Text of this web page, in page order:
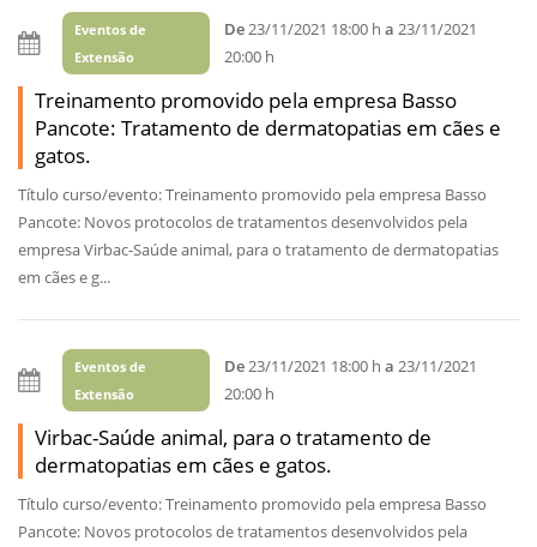
Eventos de
Extensão
De 23/11/2021 18:00 ha 23/11/2021
20:00 h
Treinamento promovido pela empresa Basso
Pancote: Tratamento de dermatopatias em cães e
gatos.
Título curso/evento: Treinamento promovido pela empresa Basso
Pancote: Novos protocolos de tratamentos desenvolvidos pela
empresa Virbac-Saúde animal, para o tratamento de dermatopatias
em cães e g...
Eventos de
Extensão
De23/11/2021 18:00 ha 23/11/2021
20:00 h
Virbac-Saúde animal, para o tratamento de
dermatopatias em cães e gatos.
Título curso/evento: Treinamento promovido pela empresa Basso
Pancote: Novos protocolos de tratamentos desenvolvidos pela